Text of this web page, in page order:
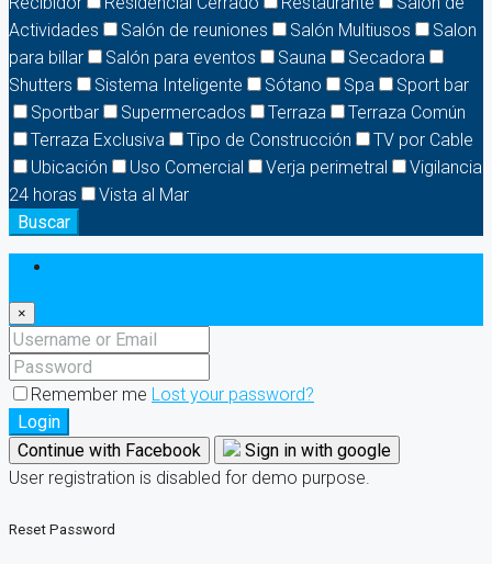
Actividades
Salón de reuniones Salón Multiusos
Salon
para billar
Salón para eventos Sauna
Secadora
Shutters
Sistema Inteligente Sótano Spa
Sport bar
Sportbar
Supermercados Terraza
Terraza Común
Terraza Exclusiva
Tipo de Construcción
TV por Cable
Ubicación
Uso Comercial Verja perimetral
Vigilancia
24 horas
Vista al Mar
Buscar
×
Remember me Lost your password?
Login
Continue with Facebook
Sign in with google
User registration is disabled for demo purpose.
Reset Password